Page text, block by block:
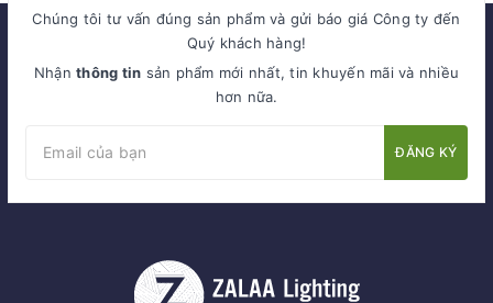
Chúng tôi tư vấn đúng sản phẩm và gửi báo giá Công ty đến
Quý khách hàng!
Nhậnthông tin sản phẩm mới nhất, tin khuyến mãi và nhiều
hơn nữa.
ĐĂNG KÝ